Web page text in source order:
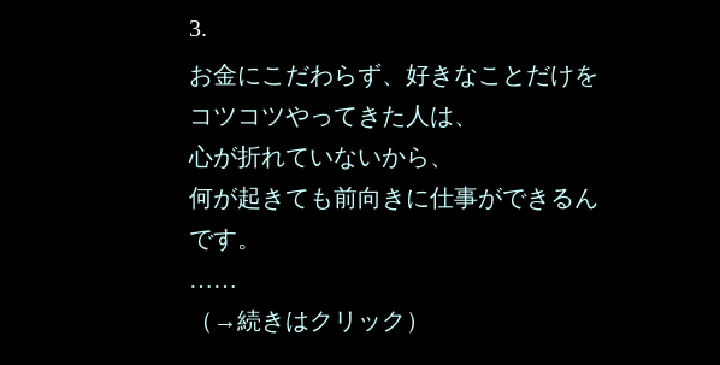
3.
お金にこだわらず、好きなことだけを
コツコツやってきた人は、
心が折れていないから、
何が起きても前向きに仕事ができるん
です。
……
（→続きはクリック）